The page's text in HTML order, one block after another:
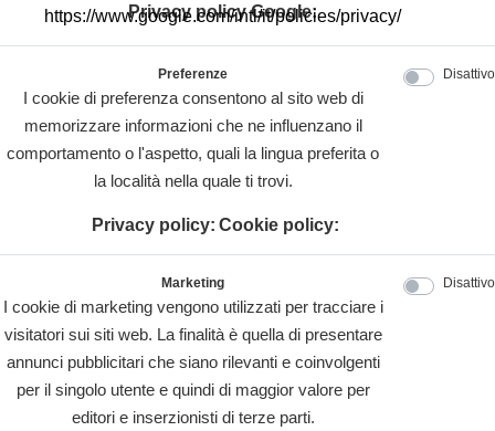
Privacy policy Google:
https://www.google.com/intl/it/policies/privacy/
Preferenze
I cookie di preferenza consentono al sito web di
memorizzare informazioni che ne influenzano il
comportamento o l'aspetto, quali la lingua preferita o
la località nella quale ti trovi.
Privacy policy: Cookie policy:
Disattivo
Marketing
I cookie di marketing vengono utilizzati per tracciare i
visitatori sui siti web. La finalità è quella di presentare
annunci pubblicitari che siano rilevanti e coinvolgenti
per il singolo utente e quindi di maggior valore per
editori e inserzionisti di terze parti.
Disattivo